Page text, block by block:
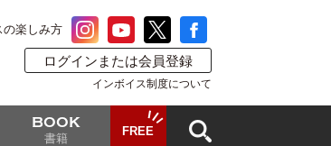
の楽しみ方
ログインまたは会員登録
インボイス制度について
BOOK
書籍
FREE